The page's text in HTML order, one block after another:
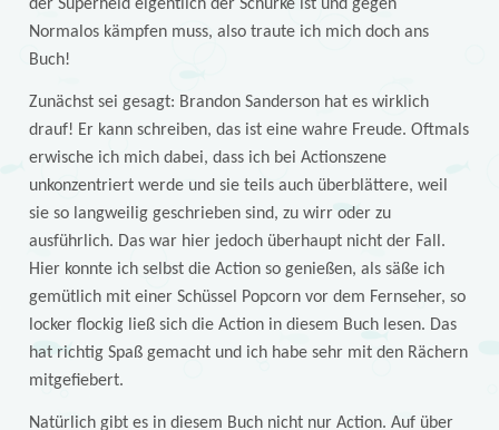
der Superheld eigentlich der Schurke ist und gegen
Normalos kämpfen muss, also traute ich mich doch ans
Buch!
Zunächst sei gesagt: Brandon Sanderson hat es wirklich
drauf! Er kann schreiben, das ist eine wahre Freude. Oftmals
erwische ich mich dabei, dass ich bei Actionszene
unkonzentriert werde und sie teils auch überblättere, weil
sie so langweilig geschrieben sind, zu wirr oder zu
ausführlich. Das war hier jedoch überhaupt nicht der Fall.
Hier konnte ich selbst die Action so genießen, als säße ich
gemütlich mit einer Schüssel Popcorn vor dem Fernseher, so
locker flockig ließ sich die Action in diesem Buch lesen. Das
hat richtig Spaß gemacht und ich habe sehr mit den Rächern
mitgefiebert.
Natürlich gibt es in diesem Buch nicht nur Action. Auf über